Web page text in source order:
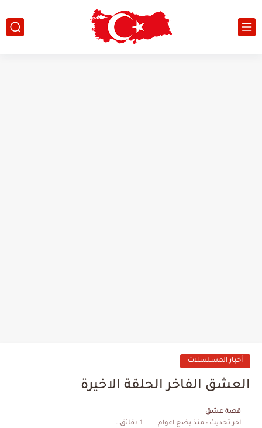
أخبار المسلسلات
العشق الفاخر الحلقة الاخيرة
قصة عشق
اخر تحديث :منذ بضع اعوام 1 دقائق للقراءة